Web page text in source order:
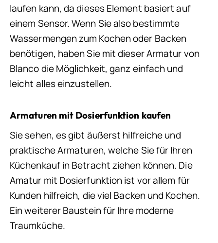
laufen kann, da dieses Element basiert auf
einem Sensor. Wenn Sie also bestimmte
Wassermengen zum Kochen oder Backen
benötigen, haben Sie mit dieser Armatur von
Blanco die Möglichkeit, ganz einfach und
leicht alles einzustellen.
Armaturen mit Dosierfunktion kaufen
Sie sehen, es gibt äußerst hilfreiche und
praktische Armaturen, welche Sie für Ihren
Küchenkauf in Betracht ziehen können. Die
Amatur mit Dosierfunktion ist vor allem für
Kunden hilfreich, die viel Backen und Kochen.
Ein weiterer Baustein für Ihre moderne
Traumküche.